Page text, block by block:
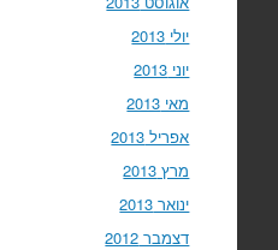
יולי 2013
יוני 2013
מאי 2013
אפריל 2013
מרץ 2013
ינואר 2013
דצמבר 2012